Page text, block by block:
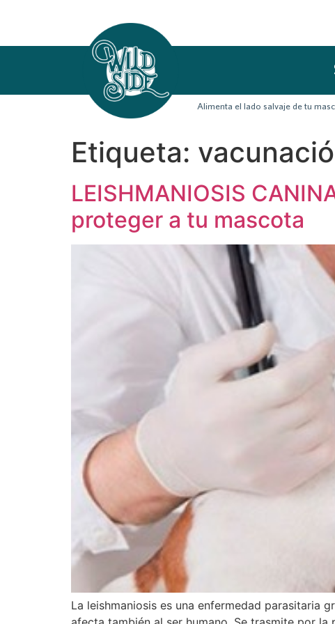
Alimenta el lado salvaje de tu
Etiqueta:
LEISHMANIOSIS
proteger a tu mascota
La leishmaniosis es una enfermedad parasitaria